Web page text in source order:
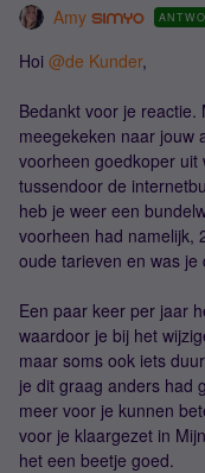
Amy
Hoi @de Kunder,
Bedankt voor je reactie.
meegekeken naar jouw
voorheen goedkoper uit
tussendoor de
heb je weer een
voorheen had namelijk,
oude tarieven en was
Een paar keer per jaar
waardoor je bij het
maar soms ook iets
je dit graag anders had
meer voor je kunnen
voor je klaargezet in
het een beetje goed.